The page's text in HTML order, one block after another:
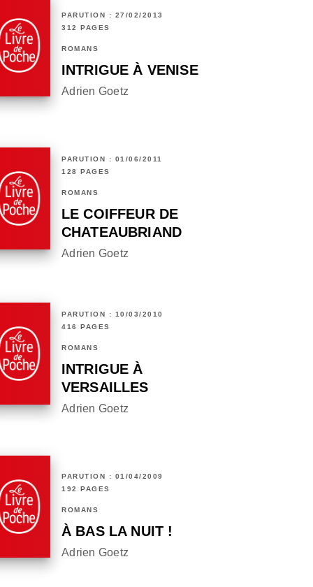
PARUTION : 27/02/2013
312 PAGES
ROMANS
INTRIGUE À VENISE
Adrien Goetz
PARUTION : 01/06/2011
128 PAGES
ROMANS
LE COIFFEUR DE
CHATEAUBRIAND
Adrien Goetz
PARUTION : 10/03/2010
416 PAGES
ROMANS
INTRIGUE À
VERSAILLES
Adrien Goetz
PARUTION : 01/04/2009
192 PAGES
ROMANS
À BAS LA NUIT !
Adrien Goetz